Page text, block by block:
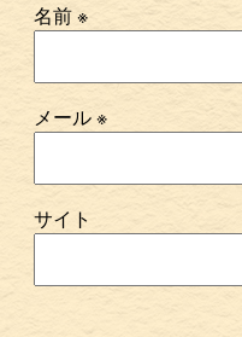
名前※
メール※
サイト